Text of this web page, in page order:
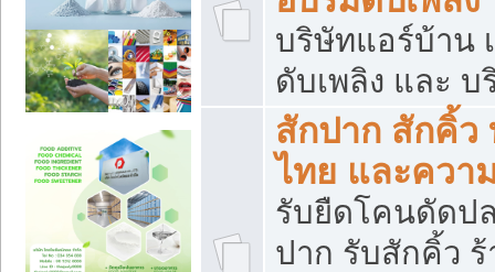
บริษัทแอร์บ้าน
ดับเพลิง และ
สักปาก สักคิ้
ไทย และควา
รับยืดโคนดัดป
ปาก รับสักคิ้ว